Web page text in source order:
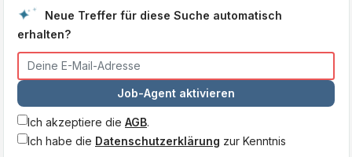
Neue Treffer für diese Suche automatisch
erhalten?
Job-Agent aktivieren
Ich akzeptiere die AGB.
Ich habe die Datenschutzerklärung zur Kenntnis